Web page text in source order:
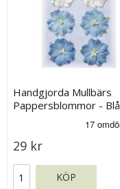
Handgjorda Mullbärs
Pappersblommor - Blå
Nyanser - 35 mm
29 kr
KÖP